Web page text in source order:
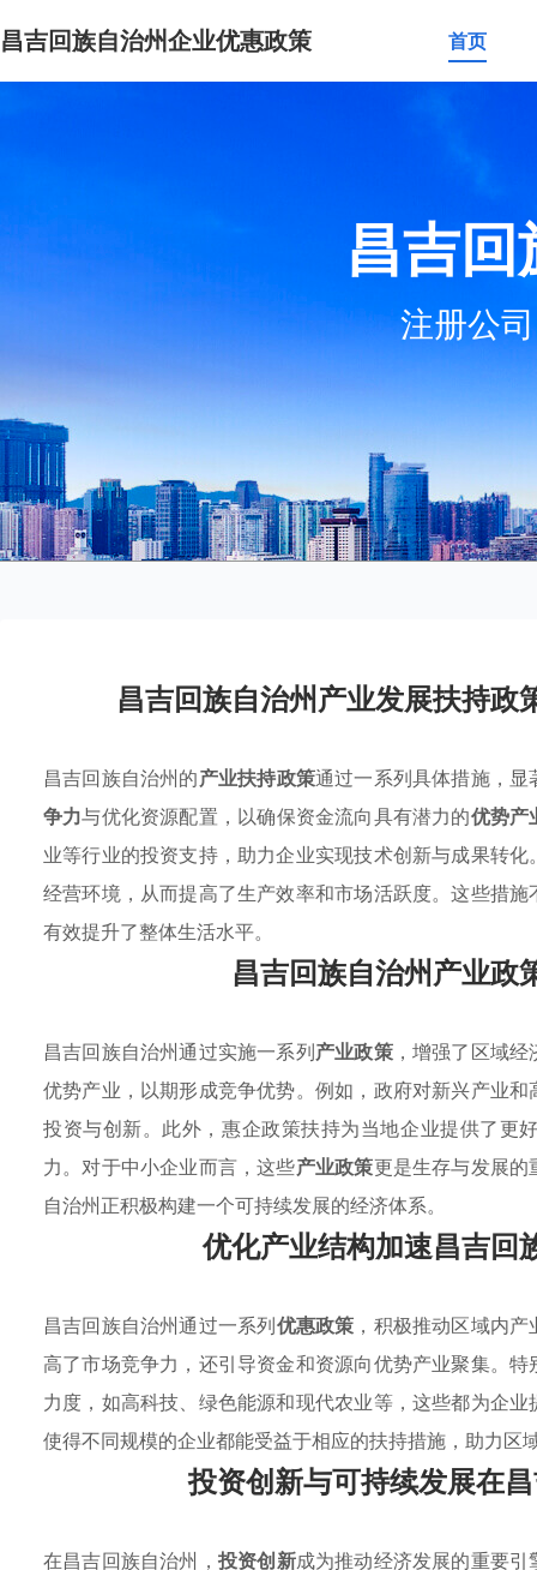
昌吉回族自治州企业优惠政策 首页
昌吉
注册公
昌吉回族自治州产业发展扶持政
昌吉回族自治州的产业扶持政策通过一系列具体措施，
争力与优化资源配置，以确保资金流向具有潜力的优势产
业等行业的投资支持，助力企业实现技术创新与成果转化
经营环境，从而提高了生产效率和市场活跃度。这些措
有效提升了整体生活水平。
昌吉回族自治州产业政
昌吉回族自治州通过实施一系列产业政策，增强了区域经
优势产业，以期形成竞争优势。例如，政府对新兴产业
投资与创新。此外，惠企政策扶持为当地企业提供了更
力。对于中小企业而言，这些产业政策更是生存与发展
自治州正积极构建一个可持续发展的经济体系。
优化产业结构加速昌吉回
昌吉回族自治州通过一系列优惠政策 ，积极推动区域内
高了市场竞争力，还引导资金和资源向优势产业聚集。特
力度，如高科技、绿色能源和现代农业等，这些都为企
使得不同规模的企业都能受益于相应的扶持措施，助力区
投资创新与可持续发展在
在昌吉回族自治州， 投资创新成为推动经济发展的重要